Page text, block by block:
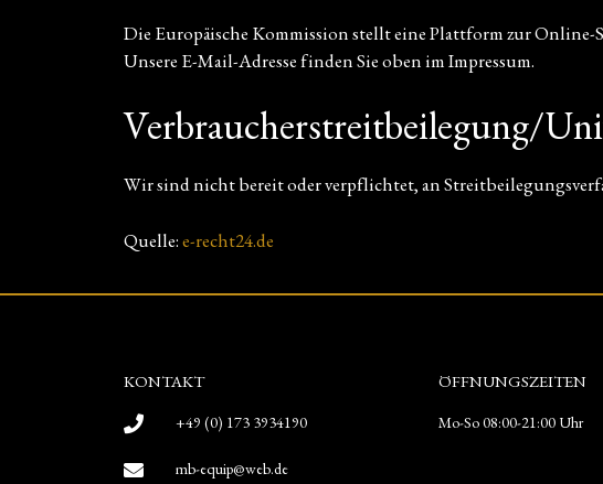
Die Europäische Kommission stellt eine Plattform zur
Unsere E-Mail-Adresse finden Sie oben im Impressum.
Verbraucher­streit­beilegung/
Wir sind nicht bereit oder verpflichtet, an
Quelle:e-recht24.de
KONTAKT
+49 (0) 173 3934190
mb-equip@web.de
ÖFFNUNGSZEITEN
Mo-So 08:00-21:00 Uhr